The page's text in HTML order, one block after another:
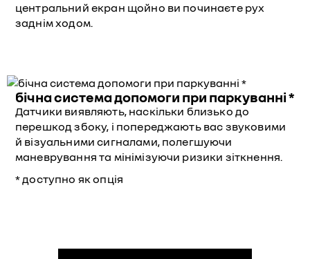
центральний екран щойно ви починаєте рух
заднім ходом.
бічна система допомоги при паркуванні *
Датчики виявляють, наскільки близько до
перешкод збоку, і попереджають вас звуковими
й візуальними сигналами, полегшуючи
маневрування та мінімізуючи ризики зіткнення.
* доступно як опція